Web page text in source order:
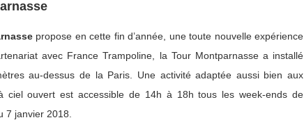
propose en cette fin d’année, une toute nouvelle expérience
avec France Trampoline, la Tour Montparnasse a installé
au-dessus de la Paris. Une activité adaptée aussi bien aux
ciel ouvert est accessible de 14h à 18h tous les week-ends de
7 janvier 2018.